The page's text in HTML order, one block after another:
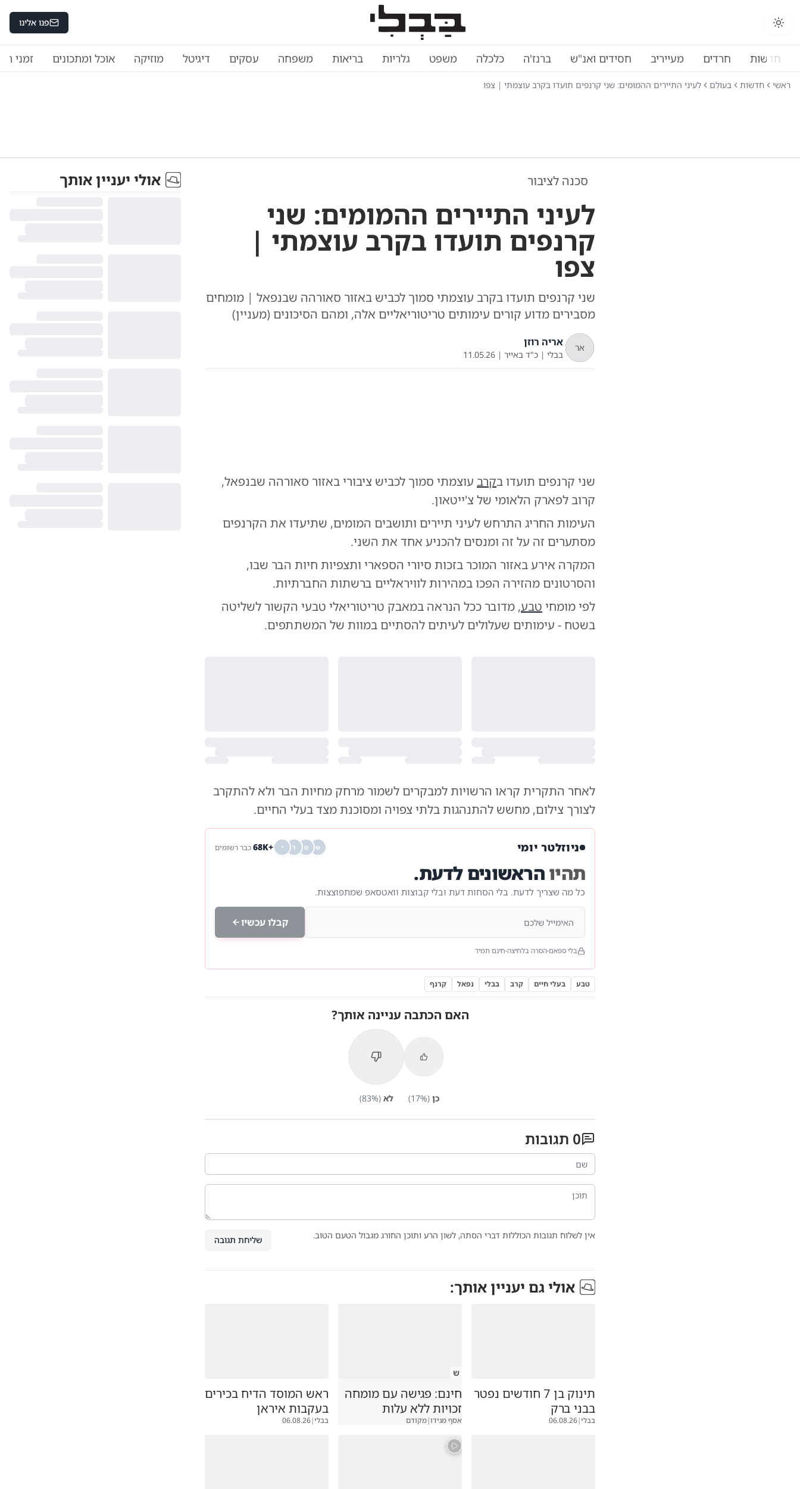
פנו אלינו
חדשות חרדים מעייריב חסידים ואנ"ש ברנז'ה כלכלה משפט גלריות בריאות משפחה עסקים דיגיטל מוזיקה אוכל ומתכונים זמני
ראשי חדשות בעולם לעיני התיירים ההמומים: שני קרנפים תועדו בקרב עוצמתי | צפו
סכנה לציבור
לעיני התיירים ההמומים: שני
קרנפים תועדו בקרב עוצמתי |
צפו
שני קרנפים תועדו בקרב עוצמתי סמוך לכביש באזור סאורהה שבנפאל | מומחים
מסבירים מדוע קורים עימותים טריטוריאליים אלה, ומהם הסיכונים (מעניין)
אר אריה רוזן
בבלי| כ"ד באייר |
11.05.26
קרב הקרנפים יוצא הדופן לעיני התיירים|צילום: צילום: sachintha108
שני קרנפים תועדו בקרבעוצמתי סמוך לכביש ציבורי באזור סאורהה שבנפאל,
קרוב לפארק הלאומי של צ'ייטאון.
העימות החריג התרחש לעיני תיירים ותושבים המומים, שתיעדו את הקרנפים
מסתערים זה על זה ומנסים להכניע אחד את השני.
המקרה אירע באזור המוכר בזכות סיורי הספארי ותצפיות חיות הבר שבו,
והסרטונים מהזירה הפכו במהירות לוויראליים ברשתות החברתיות.
לפי מומחי טבע, מדובר ככל הנראה במאבק טריטוריאלי טבעי הקשור לשליטה
בשטח - עימותים שעלולים לעיתים להסתיים במוות של המשתתפים.
לאחר התקרית קראו הרשויות למבקרים לשמור מרחק מחיות הבר ולא להתקרב
לצורך צילום, מחשש להתנהגות בלתי צפויה ומסוכנת מצד בעלי החיים.
ניוזלטר יומי ש מ ד י +68K כבר רשומים
תהיוהראשונים לדעת.
כל מה שצריך לדעת. בלי הסחות דעת ובלי קבוצות וואטסאפ שמתפוצצות.
קבלו עכשיו
בלי ספאם הסרה בלחיצה חינם תמיד
טבע בעלי חיים קרב בבלי נפאל קרנף
האם הכתבה עניינה אותך?
כן (
17%) לא (
83%)
0 תגובות
אין לשלוח תגובות הכוללות דברי הסתה, לשון הרע ותוכן החורג מגבול הטעם הטוב. שליחת תגובה
אולי גם יעניין אותך:
תינוק בן 7 חודשים נפטר
בבני ברק
בבלי|
06.08.26
ש
חינם: פגישה עם מומחה
זכויות ללא עלות
אסף מגידו|מקודם
ראש המוסד הדיח בכירים
בעקבות איראן
בבלי|
06.08.26
אולי יעניין אותך